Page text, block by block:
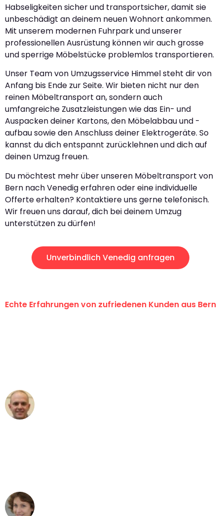
Habseligkeiten sicher und transportsicher, damit sie
unbeschädigt an deinem neuen Wohnort ankommen.
Mit unserem modernen Fuhrpark und unserer
professionellen Ausrüstung können wir auch grosse
und sperrige Möbelstücke problemlos transportieren.
Unser Team von Umzugsservice Himmel steht dir von
Anfang bis Ende zur Seite. Wir bieten nicht nur den
reinen Möbeltransport an, sondern auch
umfangreiche Zusatzleistungen wie das Ein- und
Auspacken deiner Kartons, den Möbelabbau und -
aufbau sowie den Anschluss deiner Elektrogeräte. So
kannst du dich entspannt zurücklehnen und dich auf
deinen Umzug freuen.
Du möchtest mehr über unseren Möbeltransport von
Bern nach Venedig erfahren oder eine individuelle
Offerte erhalten? Kontaktiere uns gerne telefonisch.
Wir freuen uns darauf, dich bei deinem Umzug
unterstützen zu dürfen!
Unverbindlich Venedig anfragen
Echte Erfahrungen von zufriedenen Kunden aus Bern